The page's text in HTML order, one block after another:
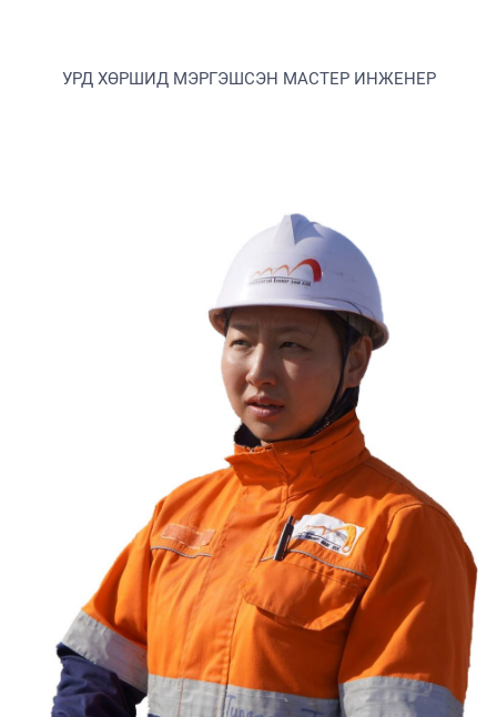
УРД ХӨРШИД МЭРГЭШСЭН МАСТЕР ИНЖЕНЕР